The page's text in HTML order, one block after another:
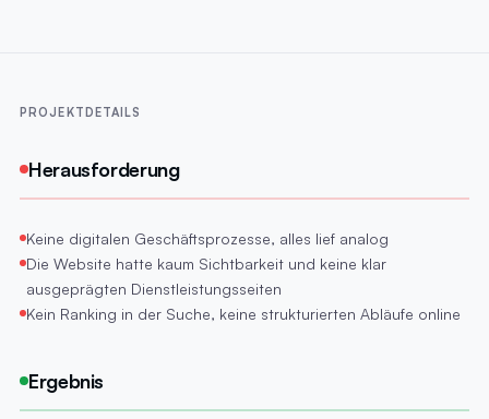
PROJEKTDETAILS
Herausforderung
Keine digitalen Geschäftsprozesse, alles lief analog
Die Website hatte kaum Sichtbarkeit und keine klar
ausgeprägten Dienstleistungsseiten
Kein Ranking in der Suche, keine strukturierten Abläufe online
Ergebnis